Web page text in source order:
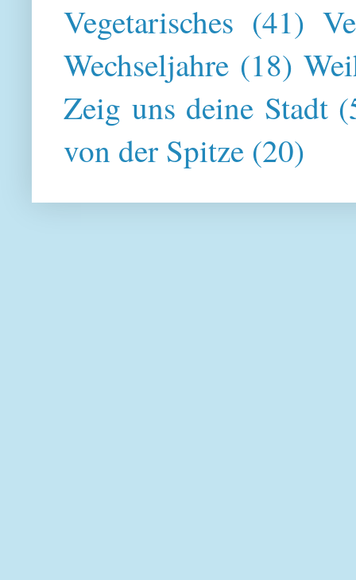
Vegetarisches (41)
Wechseljahre (18)
Zeig uns deine Stadt
von der Spitze (20)